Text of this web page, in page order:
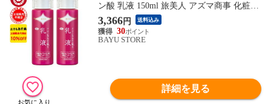
ン酸 乳液 150ml 旅美人 アズマ商事 化粧水
乾燥肌 敏感肌 アズマ商事乳液 旅美人乳液
ヒアルロン酸 乳液 アズマ商事乳液 保湿 ヒ
アルロン酸乳液 コラーゲンアズマ商事 旅
3,366円 送料込み
30
BAYU STORE
詳細を見る